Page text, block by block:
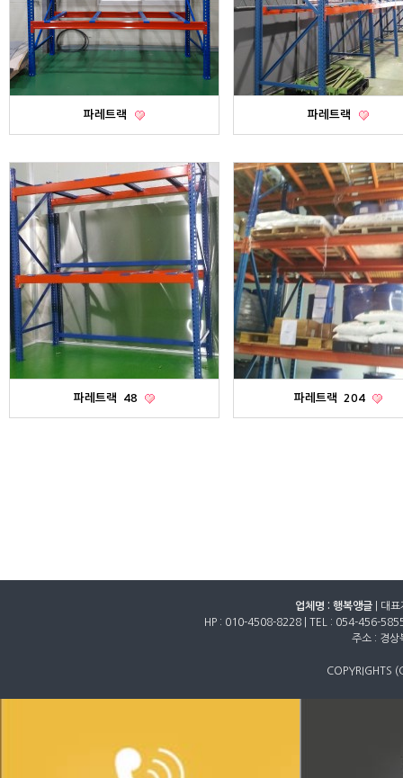
파레트랙 파레트랙
파레트랙 48 파레트랙 204
업체명 : 행복앵글 | 대
HP : 010-4508-8228 | TEL : 054-456-
주소 : 경상
COPYRIGHTS